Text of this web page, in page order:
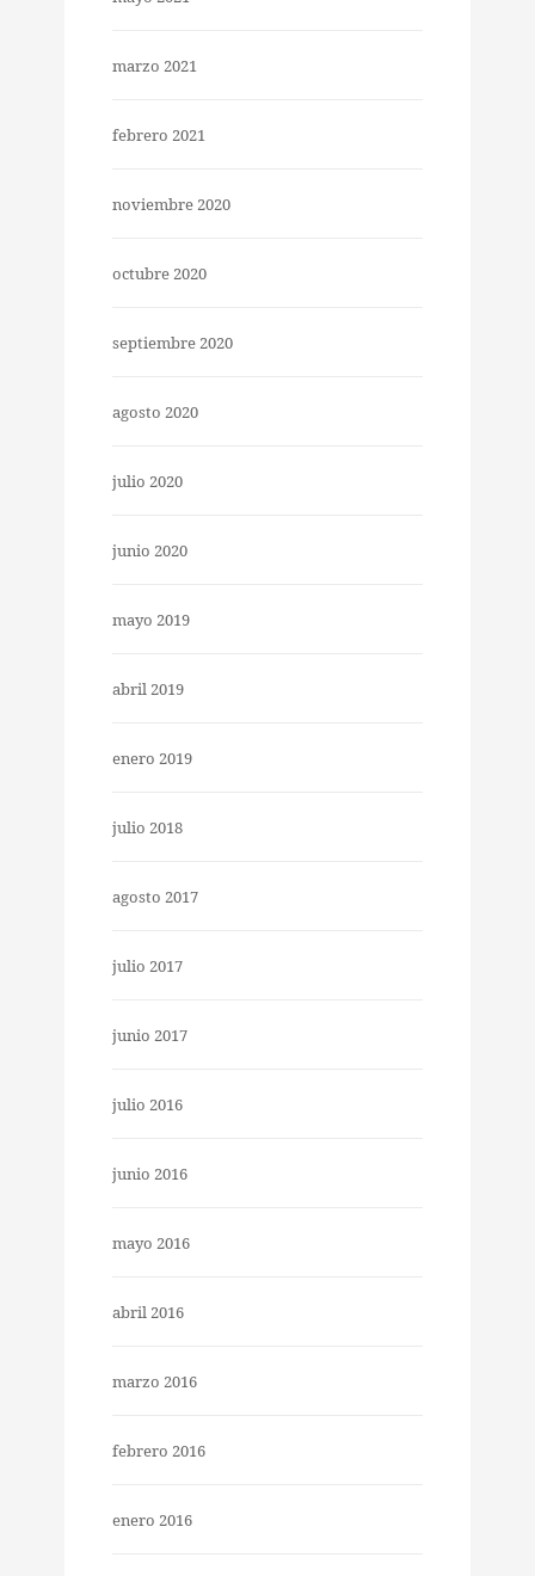
marzo 2021
febrero 2021
noviembre 2020
octubre 2020
septiembre 2020
agosto 2020
julio 2020
junio 2020
mayo 2019
abril 2019
enero 2019
julio 2018
agosto 2017
julio 2017
junio 2017
julio 2016
junio 2016
mayo 2016
abril 2016
marzo 2016
febrero 2016
enero 2016